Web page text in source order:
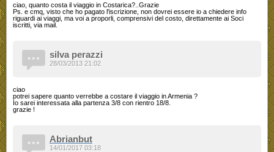
ciao, quanto costa il viaggio in Costarica?..Grazie
Ps. e cmq, visto che ho pagato l'iscrizione, non dovrei essere io a chiedere info
riguardi ai viaggi, ma voi a proporli, comprensivi del costo, direttamente ai Soci
iscritti, via mail.
silva perazzi
ciao
potrei sapere quanto verrebbe a costare il viaggio in Armenia ?
Io sarei interessata alla partenza 3/8 con rientro 18/8.
grazie !
28/03/2013 21:02
Abrianbut
14/01/2017 03:18